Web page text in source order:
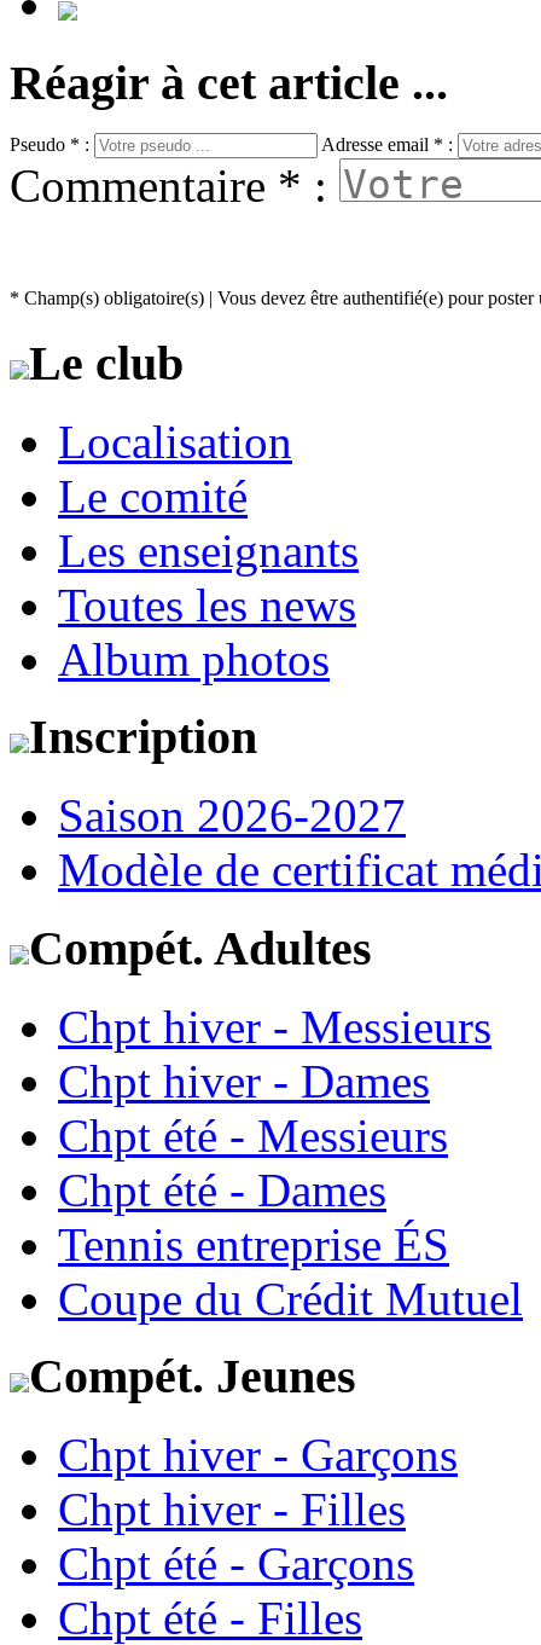
Réagir à cet article ...
Pseudo * : Adresse email * :
Commentaire * :
* Champ(s) obligatoire(s) | Vous devez être authentifié(e) pour
Le club
Localisation
Le comité
Les enseignants
Toutes les news
Album photos
Inscription
Saison 2026-2027
Modèle de certificat
Compét. Adultes
Chpt hiver - Messieurs
Chpt hiver - Dames
Chpt été - Messieurs
Chpt été - Dames
Tennis entreprise ÉS
Coupe du Crédit Mutuel
Compét. Jeunes
Chpt hiver - Garçons
Chpt hiver - Filles
Chpt été - Garçons
Chpt été - Filles